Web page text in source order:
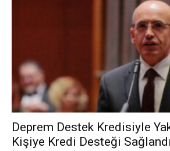
Deprem Destek Kredisiyle
Kişiye Kredi Desteği Sağlandı